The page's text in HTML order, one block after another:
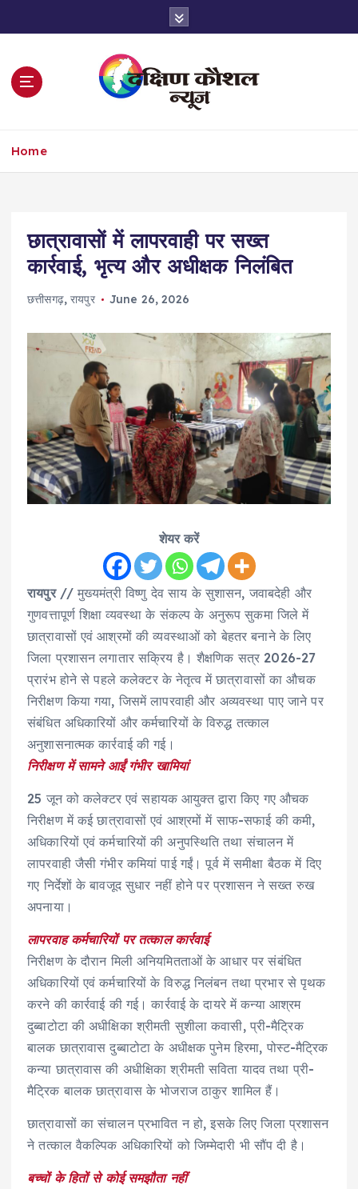
t
Home
छात्रावासों में लापरवाही पर सख्त
कार्रवाई, भृत्य और अधीक्षक निलंबित
छत्तीसगढ़,रायपुर June 26, 2026
शेयर करें
रायपुर// मुख्यमंत्री विष्णु देव साय के सुशासन, जवाबदेही और
गुणवत्तापूर्ण शिक्षा व्यवस्था के संकल्प के अनुरूप सुकमा जिले में
छात्रावासों एवं आश्रमों की व्यवस्थाओं को बेहतर बनाने के लिए
जिला प्रशासन लगातार सक्रिय है। शैक्षणिक सत्र 2026-27
प्रारंभ होने से पहले कलेक्टर के नेतृत्व में छात्रावासों का औचक
निरीक्षण किया गया, जिसमें लापरवाही और अव्यवस्था पाए जाने पर
संबंधित अधिकारियों और कर्मचारियों के विरुद्ध तत्काल
अनुशासनात्मक कार्रवाई की गई।
निरीक्षण में सामने आईं गंभीर खामियां
25 जून को कलेक्टर एवं सहायक आयुक्त द्वारा किए गए औचक
निरीक्षण में कई छात्रावासों एवं आश्रमों में साफ-सफाई की कमी,
अधिकारियों एवं कर्मचारियों की अनुपस्थिति तथा संचालन में
लापरवाही जैसी गंभीर कमियां पाई गईं। पूर्व में समीक्षा बैठक में दिए
गए निर्देशों के बावजूद सुधार नहीं होने पर प्रशासन ने सख्त रुख
अपनाया।
लापरवाह कर्मचारियों पर तत्काल कार्रवाई
निरीक्षण के दौरान मिली अनियमितताओं के आधार पर संबंधित
अधिकारियों एवं कर्मचारियों के विरुद्ध निलंबन तथा प्रभार से पृथक
करने की कार्रवाई की गई। कार्रवाई के दायरे में कन्या आश्रम
दुब्बाटोटा की अधीक्षिका श्रीमती सुशीला कवासी, प्री-मैट्रिक
बालक छात्रावास दुब्बाटोटा के अधीक्षक पुनेम हिरमा, पोस्ट-मैट्रिक
कन्या छात्रावास की अधीक्षिका श्रीमती सविता यादव तथा प्री-
मैट्रिक बालक छात्रावास के भोजराज ठाकुर शामिल हैं।
छात्रावासों का संचालन प्रभावित न हो, इसके लिए जिला प्रशासन
ने तत्काल वैकल्पिक अधिकारियों को जिम्मेदारी भी सौंप दी है।
बच्चों के हितों से कोई समझौता नहीं